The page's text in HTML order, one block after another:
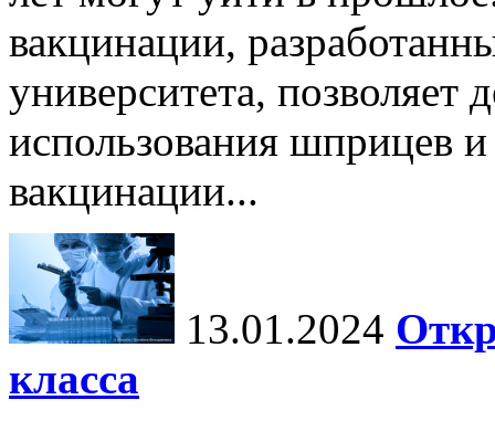
вакцинации,
университета, позволяет
использования шприцев
вакцинации...
13.01.2024
класса